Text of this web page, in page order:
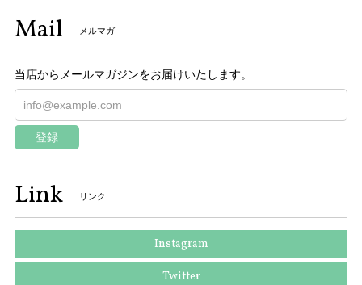
Mail メルマガ
当店からメールマガジンをお届けいたします。
登録
Link リンク
Instagram
Twitter